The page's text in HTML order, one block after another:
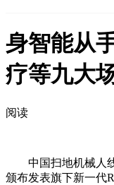
身智能从
疗等九大
阅读
中国扫地机械人线
颁布发表旗下新一代